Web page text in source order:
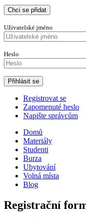
Chci se přidat
Uživatelské jméno
Heslo
Registrovat se
Zapomenuté heslo
Napište správcům
Domů
Materiály
Studenti
Burza
Ubytování
Volná místa
Blog
Registrační